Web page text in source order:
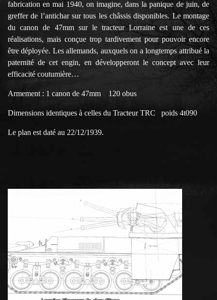
fabrication en mai 1940, on imagine, dans la panique de juin, de
greffer de l’antichar sur tous les châssis disponibles. Le montage
du canon de 47mm sur le tracteur Lorraine est une de ces
réalisations, mais conçue trop tardivement pour pouvoir encore
être déployée. Les allemands, auxquels on a longtemps attribué la
paternité de cet engin, en développeront le concept avec leur
efficacité coutumière…
Armement : 1 canon de 47mm 120 obus
Dimensions identiques à celles du Tracteur TRC poids 4t090
Le plan est daté au 22/12/1939.